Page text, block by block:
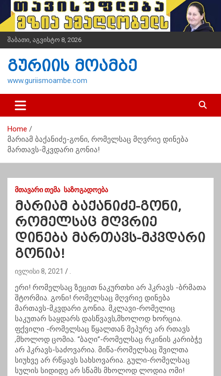
i
t
n
შაბათი, აგვისტო 8, 2026
გურიის მოამბე
www.guriismoambe.com
Home
მარიამ ბაქანიძე-გონი, რომელსაც მღვრიე დინება
მართავს-მკვდარი გონია!
ᲛᲗᲐᲕᲐᲠᲘ ᲗᲔᲛᲐ ᲡᲐᲖᲝᲒᲐᲓᲝᲔᲑᲐ
მარიამ ბაქანიძე-გონი,
რომელსაც მღვრიე
დინება მართავს-მკვდარი
გონია!
ივლისი 8, 2021
ერი! რომელსაც ზეცით ნაკურთხი არ ჰკრავს -ბრმათა
შტორმია. გონი! რომელსაც მღვრიე დინება
მართავს-მკვდარი გონია. მკლავი-რომელიც
საკუთარ საყდარს დასწვავს,მხოლოდ ხორცია.
ფქვილი -რომელსაც წყალთან მეპურე არ რთავს
,მხოლოდ ცომია. “ბაღი”-რომელსაც რკინის კარიბჭე
არ ჰკრავს-საძოვარია. მიწა-რომელსაც შვილთა
სიუხვე არ რწყავს სახსოვარია. გული-რომელსაც
სულის სიდიდე არ სწამს მხოლოდ ლოდია ომი!